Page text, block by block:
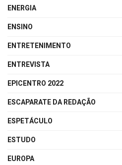
ENERGIA
ENSINO
ENTRETENIMENTO
ENTREVISTA
EPICENTRO 2022
ESCAPARATE DA REDAÇÃO
ESPETÁCULO
ESTUDO
EUROPA